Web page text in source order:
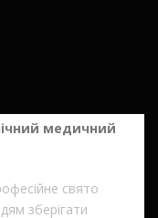
медичний
свято
зберігати